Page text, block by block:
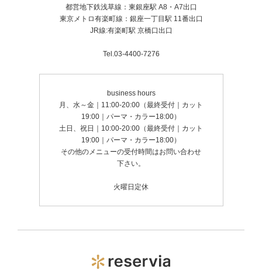
都営地下鉄浅草線：東銀座駅 A8・A7出口
東京メトロ有楽町線：銀座一丁目駅 11番出口
JR線:有楽町駅 京橋口出口
Tel.03-4400-7276
business hours
月、水～金｜11:00-20:00（最終受付｜カット
19:00｜パーマ・カラー18:00）
土日、祝日｜10:00-20:00（最終受付｜カット
19:00｜パーマ・カラー18:00）
その他のメニューの受付時間はお問い合わせ
下さい。
火曜日定休